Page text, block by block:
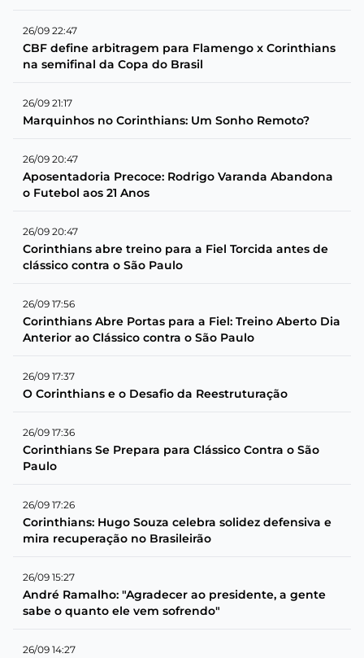
26/09 22:47
CBF define arbitragem para Flamengo x Corinthians
na semifinal da Copa do Brasil
26/09 21:17
Marquinhos no Corinthians: Um Sonho Remoto?
26/09 20:47
Aposentadoria Precoce: Rodrigo Varanda Abandona
o Futebol aos 21 Anos
26/09 20:47
Corinthians abre treino para a Fiel Torcida antes de
clássico contra o São Paulo
26/09 17:56
Corinthians Abre Portas para a Fiel: Treino Aberto Dia
Anterior ao Clássico contra o São Paulo
26/09 17:37
O Corinthians e o Desafio da Reestruturação
26/09 17:36
Corinthians Se Prepara para Clássico Contra o São
Paulo
26/09 17:26
Corinthians: Hugo Souza celebra solidez defensiva e
mira recuperação no Brasileirão
26/09 15:27
André Ramalho: "Agradecer ao presidente, a gente
sabe o quanto ele vem sofrendo"
26/09 14:27